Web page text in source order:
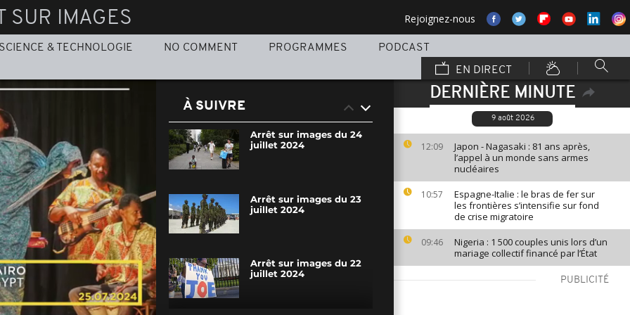
SUR IMAGES Rejoignez-nous
SCIENCE & TECHNOLOGIE NO COMMENT PROGRAMMES
PODCAST
EN DIRECT
DERNIÈRE MINUTE
9 août 2026
12:09
Japon - Nagasaki : 81 ans après,
l’appel à un monde sans armes
nucléaires
10:57
Espagne-Italie : le bras de fer sur
les frontières s’intensifie sur fond
de crise migratoire
09:46
Nigeria : 1 500 couples unis lors d’un
mariage collectif financé par l’État
PUBLICITÉ
À SUIVRE
Arrêt sur images du 24
juillet 2024
Arrêt sur images du 23
juillet 2024
Arrêt sur images du 22
juillet 2024